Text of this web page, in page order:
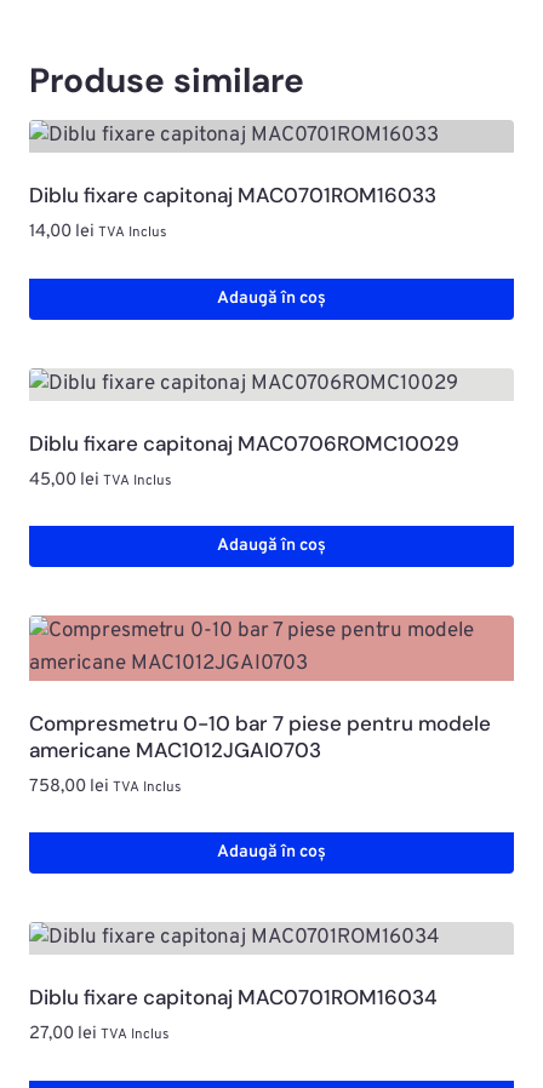
Produse similare
Diblu fixare capitonaj MAC0701ROM16033
14,00 lei TVA Inclus
Adaugă în coș
Diblu fixare capitonaj MAC0706ROMC10029
45,00 lei TVA Inclus
Adaugă în coș
Compresmetru 0-10 bar 7 piese pentru modele
americane MAC1012JGAI0703
758,00 lei TVA Inclus
Adaugă în coș
Diblu fixare capitonaj MAC0701ROM16034
27,00 lei TVA Inclus